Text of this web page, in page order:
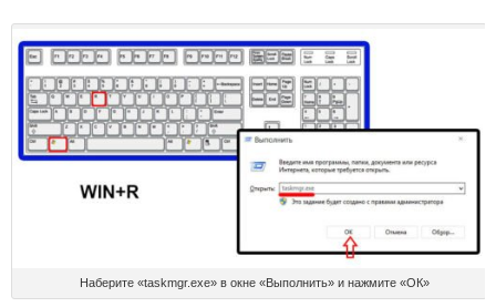
Наберите «taskmgr.exe» в окне «Выполнить» и нажмите «ОК»